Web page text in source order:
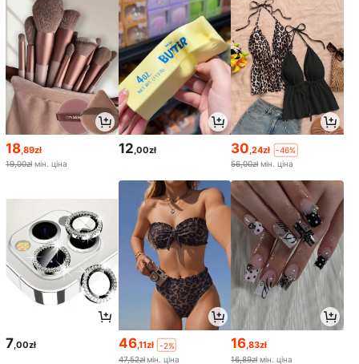
18 ,89zł
19,00zł мін. ціна
12 ,00zł 30 ,24zł
-46%
56,00zł мін. ціна
7 ,00zł 46,11zł
-2%
47,52złмін. ціна
16 ,83zł
16,89zł мін. ціна